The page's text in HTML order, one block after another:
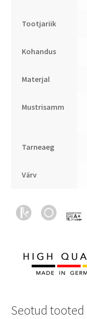
Tootjariik
Kohandus
Materjal
Mustrisamm
Tarneaeg
Värv
Seotud tooted